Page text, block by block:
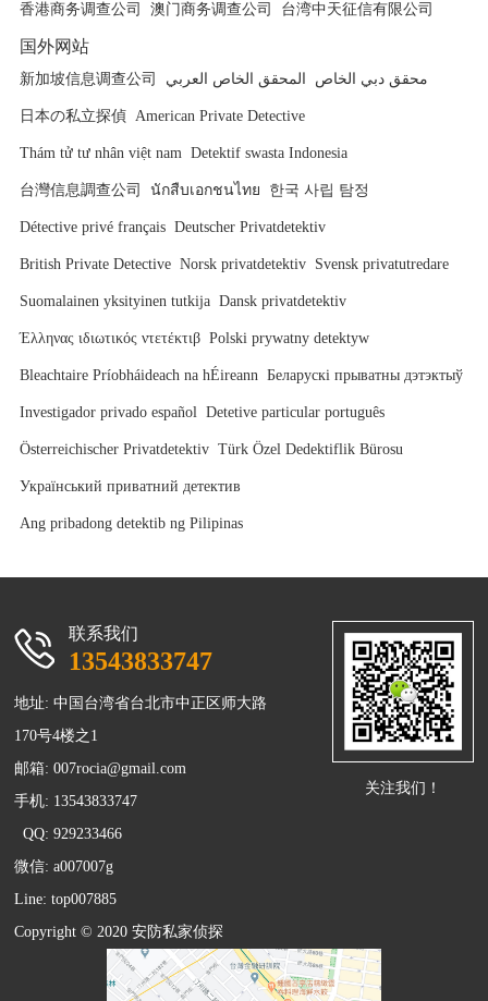
香港商务调查公司 澳门商务调查公司 台湾中天征信有限公司
国外网站
新加坡信息调查公司 المحقق الخاص العربي محقق دبي الخاص
日本の私立探偵 American Private Detective
Thám tử tư nhân việt nam Detektif swasta Indonesia
台灣信息調查公司 นักสืบเอกชนไทย 한국 사립 탐정
Détective privé français Deutscher Privatdetektiv
British Private Detective Norsk privatdetektiv Svensk privatutredare
Suomalainen yksityinen tutkija Dansk privatdetektiv
Έλληνας ιδιωτικός ντετέκτιβ Polski prywatny detektyw
Bleachtaire Príobháideach na hÉireann Беларускі прыватны дэтэктыў
Investigador privado español Detetive particular português
Österreichischer Privatdetektiv Türk Özel Dedektiflik Bürosu
Український приватний детектив
Ang pribadong detektib ng Pilipinas
联系我们
13543833747
地址: 中国台湾省台北市中正区师大路
170号4楼之1
邮箱:007rocia@gmail.com
手机: 13543833747
QQ: 929233466
微信: a007007g
Line: top007885
Copyright © 2020 安防私家侦探
关注我们！